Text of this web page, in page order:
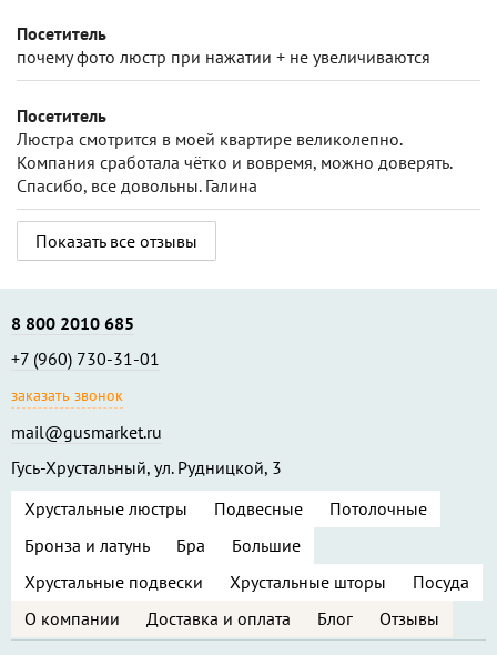
Посетитель
почему фото люстр при нажатии + не увеличиваются
Посетитель
Люстра смотрится в моей квартире великолепно.
Компания сработала чётко и вовремя, можно доверять.
Спасибо, все довольны. Галина
Показать все отзывы
Хрустальные люстры Подвесные
Потолочные
Бронза и латунь
Бра
Большие
Хрустальные подвески
Хрустальные шторы Посуда
8 800 2010 685
+7 (960) 730-31-01
заказать звонок
mail@gusmarket.ru
Гусь-Хрустальный, ул. Рудницкой, 3
О компании Доставка и оплата Блог Отзывы